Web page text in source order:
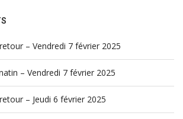
– Vendredi 7 février 2025
– Vendredi 7 février 2025
– Jeudi 6 février 2025